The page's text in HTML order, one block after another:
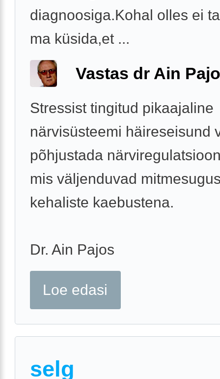
diagnoosiga.Kohal olles ei
ma küsida,et ...
Vastas dr Ain
Stressist tingitud pikaajaline
närvisüsteemi häireseisund
põhjustada
mis väljenduvad
kehaliste kaebustena.
Dr. Ain Pajos
Loe edasi
selg